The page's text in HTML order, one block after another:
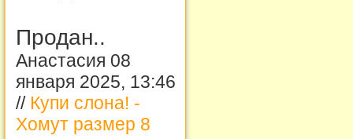
Продан..
Анастасия 08
января 2025, 13:46
// Купи слона! -
Хомут размер 8